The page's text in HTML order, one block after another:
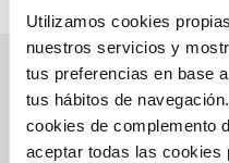
Utilizamos cookies
nuestros servicios y
tus preferencias en base
tus hábitos de
cookies de complemento
aceptar todas las cookies
Gestiones Online